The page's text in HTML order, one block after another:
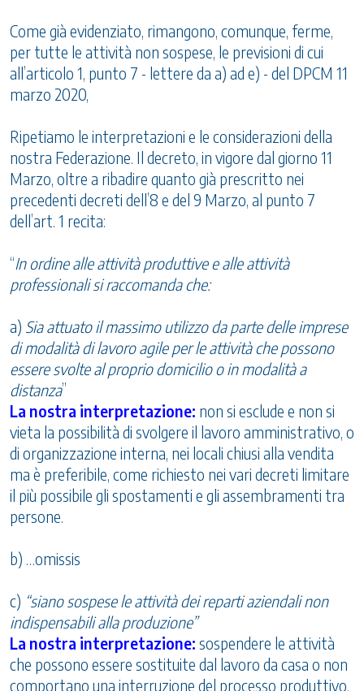
Come già evidenziato, rimangono, comunque, ferme,
per tutte le attività non sospese, le previsioni di cui
all’articolo 1, punto 7 - lettere da a) ad e) - del DPCM 11
marzo 2020,
Ripetiamo le interpretazioni e le considerazioni della
nostra Federazione. Il decreto, in vigore dal giorno 11
Marzo, oltre a ribadire quanto già prescritto nei
precedenti decreti dell’8 e del 9 Marzo, al punto 7
dell’art. 1 recita:
“In ordine alle attività produttive e alle attività
professionali si raccomanda che:
a) Sia attuato il massimo utilizzo da parte delle imprese
di modalità di lavoro agile per le attività che possono
essere svolte al proprio domicilio o in modalità a
distanza”
La nostra interpretazione: non si esclude e non si
vieta la possibilità di svolgere il lavoro amministrativo, o
di organizzazione interna, nei locali chiusi alla vendita
ma è preferibile, come richiesto nei vari decreti limitare
il più possibile gli spostamenti e gli assembramenti tra
persone.
b) …omissis
c) “siano sospese le attività dei reparti aziendali non
indispensabili alla produzione”
La nostra interpretazione: sospendere le attività
che possono essere sostituite dal lavoro da casa o non
comportano una interruzione del processo produttivo.